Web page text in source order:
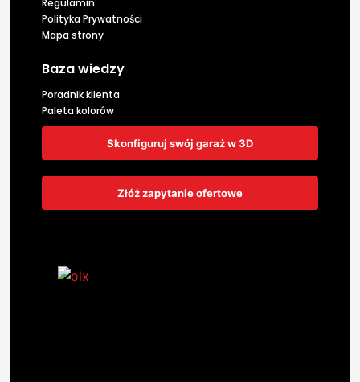
Polityka Prywatności
Mapa strony
Baza wiedzy
Poradnik klienta
Paleta kolorów
Skonfiguruj swój garaż w 3D
Złóż zapytanie ofertowe